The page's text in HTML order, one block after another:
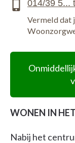
WONEN IN
Nabij het
Vermeld dat